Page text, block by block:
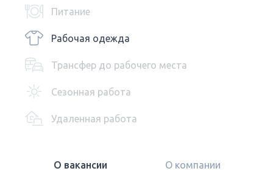
Питание
Рабочая одежда
Трансфер до рабочего места
Сезонная работа
Удаленная работа
О вакансии О компании